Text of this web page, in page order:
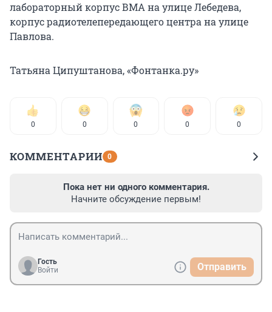
лабораторный корпус ВМА на улице Лебедева,
корпус радиотелепередающего центра на улице
Павлова.
Татьяна Ципуштанова, «Фонтанка.ру»
0 0 0 0 0
КОММЕНТАРИИ 0
Пока нет ни одного комментария.
Начните обсуждение первым!
Гость
Войти
Отправить